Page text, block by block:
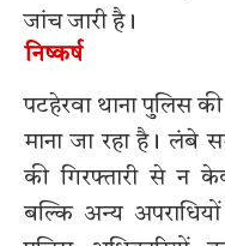
जांच जारी है।
निष्कर्ष
पटहेरवा थाना पुलिस
माना जा रहा है। लंबे
की गिरफ्तारी से न
बल्कि अन्य